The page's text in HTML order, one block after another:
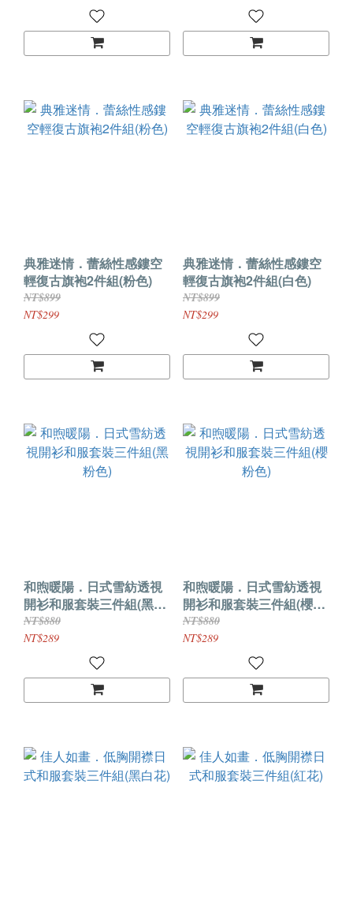
典雅迷情．蕾絲性感鏤空
輕復古旗袍2件組(粉色)
NT$899
NT$299
典雅迷情．蕾絲性感鏤空
輕復古旗袍2件組(白色)
NT$899
NT$299
和煦暖陽．日式雪紡透視
開衫和服套裝三件組(黑粉
色)
NT$880
NT$289
和煦暖陽．日式雪紡透視
開衫和服套裝三件組(櫻粉
色)
NT$880
NT$289